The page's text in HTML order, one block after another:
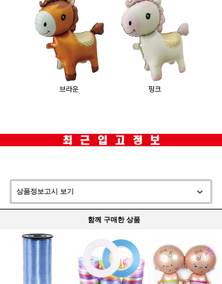
상품정보고시 보기
함께 구매한 상품